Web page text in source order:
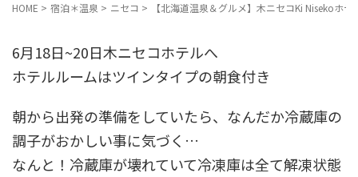
HOME > 宿泊＊温泉 > ニセコ > 【北海道温泉＆グルメ】木ニセコKi Nisekoホテ
6月18日~20日木ニセコホテルへ
ホテルルームはツインタイプの朝食付き
朝から出発の準備をしていたら、なんだか冷蔵庫の
調子がおかしい事に気づく…
なんと！冷蔵庫が壊れていて冷凍庫は全て解凍状態